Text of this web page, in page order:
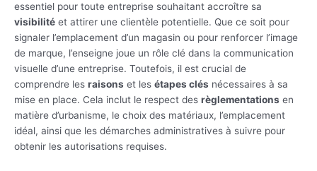
essentiel pour toute entreprise souhaitant accroître sa
visibilité et attirer une clientèle potentielle. Que ce soit pour
signaler l’emplacement d’un magasin ou pour renforcer l’image
de marque, l’enseigne joue un rôle clé dans la communication
visuelle d’une entreprise. Toutefois, il est crucial de
comprendre les raisons et les étapes clés nécessaires à sa
mise en place. Cela inclut le respect des règlementations en
matière d’urbanisme, le choix des matériaux, l’emplacement
idéal, ainsi que les démarches administratives à suivre pour
obtenir les autorisations requises.